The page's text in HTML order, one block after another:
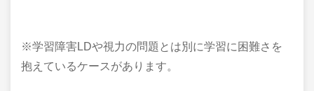
※学習障害LDや視力の問題とは別に学習に困難さを
抱えているケースがあります。